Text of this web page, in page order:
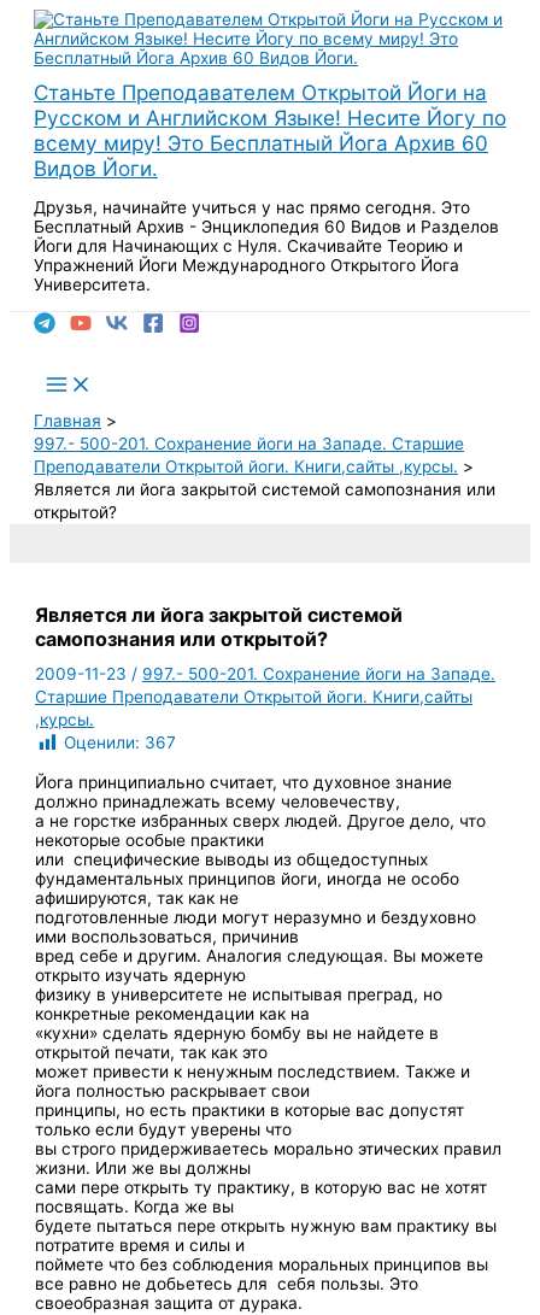
Перейти
содержимому
Станьте Преподавателем Открытой Йоги на
Русском и Английском Языке! Несите Йогу по
всему миру! Это Бесплатный Йога Архив 60
Видов Йоги.
Друзья, начинайте учиться у нас прямо сегодня. Это
Бесплатный Архив - Энциклопедия 60 Видов и Разделов
Йоги для Начинающих с Нуля. Скачивайте Теорию и
Упражнений Йоги Международного Открытого Йога
Университета.
Main
Menu
Главная
997.- 500-201. Сохранение йоги на Западе. Старшие
Преподаватели Открытой йоги. Книги,сайты ,курсы.
Является ли йога закрытой системой самопознания или
открытой?
Является ли йога закрытой системой
самопознания или открытой?
2009-11-23/ 997.- 500-201. Сохранение йоги на Западе.
Старшие Преподаватели Открытой йоги. Книги,сайты
,курсы.
Оценили: 367
Йога принципиально считает, что духовное знание
должно принадлежать всему человечеству,
а не горстке избранных сверх людей. Другое дело, что
некоторые особые практики
или специфические выводы из общедоступных
фундаментальных принципов йоги, иногда не особо
афишируются, так как не
подготовленные люди могут неразумно и бездуховно
ими воспользоваться, причинив
вред себе и другим. Аналогия следующая. Вы можете
открыто изучать ядерную
физику в университете не испытывая преград, но
конкретные рекомендации как на
«кухни» сделать ядерную бомбу вы не найдете в
открытой печати, так как это
может привести к ненужным последствием. Также и
йога полностью раскрывает свои
принципы, но есть практики в которые вас допустят
только если будут уверены что
вы строго придерживаетесь морально этических правил
жизни. Или же вы должны
сами пере открыть ту практику, в которую вас не хотят
посвящать. Когда же вы
будете пытаться пере открыть нужную вам практику вы
потратите время и силы и
поймете что без соблюдения моральных принципов вы
все равно не добьетесь для себя пользы. Это
своеобразная защита от дурака.